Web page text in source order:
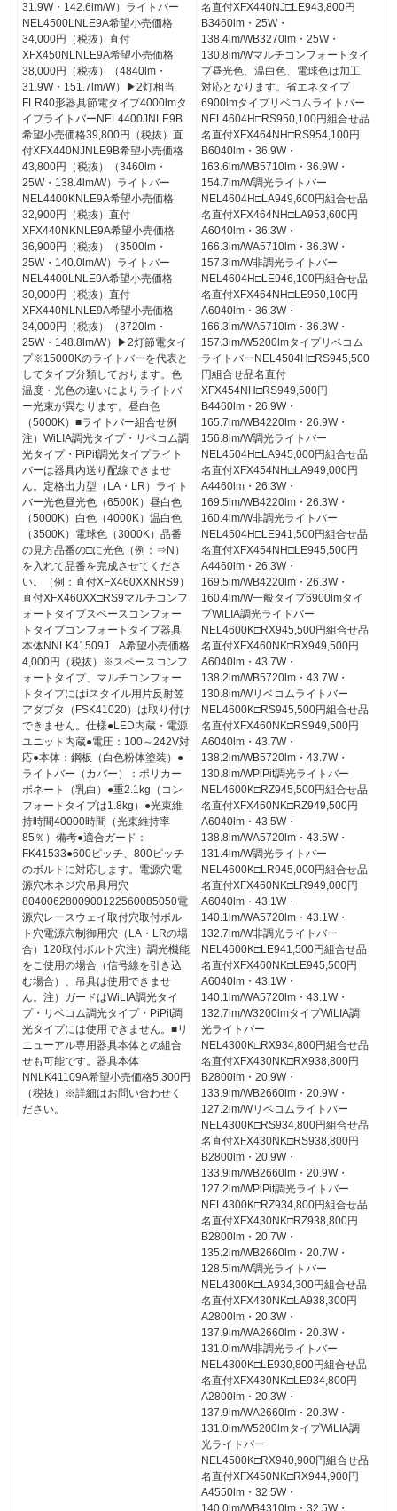
31.9W・142.6lm/W）ライトバー
NEL4500LNLE9A希望小売価格
34,000円（税抜）直付
XFX450NLNLE9A希望小売価格
38,000円（税抜）（4840lm・
31.9W・151.7lm/W）▶2灯相当
FLR40形器具節電タイプ4000lmタ
イプライトバーNEL4400JNLE9B
希望小売価格39,800円（税抜）直
付XFX440NJNLE9B希望小売価格
43,800円（税抜）（3460lm・
25W・138.4lm/W）ライトバー
NEL4400KNLE9A希望小売価格
32,900円（税抜）直付
XFX440NKNLE9A希望小売価格
36,900円（税抜）（3500lm・
25W・140.0lm/W）ライトバー
NEL4400LNLE9A希望小売価格
30,000円（税抜）直付
XFX440NLNLE9A希望小売価格
34,000円（税抜）（3720lm・
25W・148.8lm/W）▶2灯節電タイ
プ※15000Kのライトバーを代表と
してタイプ分類しております。色
温度・光色の違いによりライトバ
ー光束が異なります。昼白色
（5000K）■ライトバー組合せ例
注）WiLIA調光タイプ・リベコム調
光タイプ・PiPit調光タイプライト
バーは器具内送り配線できませ
ん。定格出力型（LA・LR）ライト
バー光色昼光色（6500K）昼白色
（5000K）白色（4000K）温白色
（3500K）電球色（3000K）品番
の見方品番の□に光色（例：⇒N）
を入れて品番を完成させてくださ
い。（例：直付XFX460XXNRS9）
直付XFX460XX□RS9マルチコンフ
ォートタイプスペースコンフォー
トタイプコンフォートタイプ器具
本体NNLK41509J A希望小売価格
4,000円（税抜）※スペースコンフ
ォートタイプ、マルチコンフォー
トタイプにはiスタイル用片反射笠
アダプタ（FSK41020）は取り付け
できません。仕様●LED内蔵・電源
ユニット内蔵●電圧：100～242V対
応●本体：鋼板（白色粉体塗装）●
ライトバー（カバー）：ポリカー
ボネート（乳白）●重2.1kg（コン
フォートタイプは1.8kg）●光束維
持時間40000時間（光束維持率
85％）備考●適合ガード：
FK41533●600ピッチ、800ピッチ
のボルトに対応します。電源穴電
源穴木ネジ穴吊具用穴
8040062800900122560085050電
源穴レースウェイ取付穴取付ボル
ト穴電源穴制御用穴（LA・LRの場
合）120取付ボルト穴注）調光機能
をご使用の場合（信号線を引き込
む場合）、吊具は使用できませ
ん。注）ガードはWiLIA調光タイ
プ・リベコム調光タイプ・PiPit調
光タイプには使用できません。■リ
ニューアル専用器具本体との組合
せも可能です。器具本体
NNLK41109A希望小売価格5,300円
（税抜）※詳細はお問い合わせく
ださい。
名直付XFX440NJ□LE943,800円
B3460lm・25W・
138.4lm/WB3270lm・25W・
130.8lm/Wマルチコンフォートタイ
プ昼光色、温白色、電球色は加工
対応となります。省エネタイプ
6900lmタイプリベコムライトバー
NEL4604H□RS950,100円組合せ品
名直付XFX464NH□RS954,100円
B6040lm・36.9W・
163.6lm/WB5710lm・36.9W・
154.7lm/W調光ライトバー
NEL4604H□LA949,600円組合せ品
名直付XFX464NH□LA953,600円
A6040lm・36.3W・
166.3lm/WA5710lm・36.3W・
157.3lm/W非調光ライトバー
NEL4604H□LE946,100円組合せ品
名直付XFX464NH□LE950,100円
A6040lm・36.3W・
166.3lm/WA5710lm・36.3W・
157.3lm/W5200lmタイプリベコム
ライトバーNEL4504H□RS945,500
円組合せ品名直付
XFX454NH□RS949,500円
B4460lm・26.9W・
165.7lm/WB4220lm・26.9W・
156.8lm/W調光ライトバー
NEL4504H□LA945,000円組合せ品
名直付XFX454NH□LA949,000円
A4460lm・26.3W・
169.5lm/WB4220lm・26.3W・
160.4lm/W非調光ライトバー
NEL4504H□LE941,500円組合せ品
名直付XFX454NH□LE945,500円
A4460lm・26.3W・
169.5lm/WB4220lm・26.3W・
160.4lm/W一般タイプ6900lmタイ
プWiLIA調光ライトバー
NEL4600K□RX945,500円組合せ品
名直付XFX460NK□RX949,500円
A6040lm・43.7W・
138.2lm/WB5720lm・43.7W・
130.8lm/Wリベコムライトバー
NEL4600K□RS945,500円組合せ品
名直付XFX460NK□RS949,500円
A6040lm・43.7W・
138.2lm/WB5720lm・43.7W・
130.8lm/WPiPit調光ライトバー
NEL4600K□RZ945,500円組合せ品
名直付XFX460NK□RZ949,500円
A6040lm・43.5W・
138.8lm/WA5720lm・43.5W・
131.4lm/W調光ライトバー
NEL4600K□LR945,000円組合せ品
名直付XFX460NK□LR949,000円
A6040lm・43.1W・
140.1lm/WA5720lm・43.1W・
132.7lm/W非調光ライトバー
NEL4600K□LE941,500円組合せ品
名直付XFX460NK□LE945,500円
A6040lm・43.1W・
140.1lm/WA5720lm・43.1W・
132.7lm/W3200lmタイプWiLIA調
光ライトバー
NEL4300K□RX934,800円組合せ品
名直付XFX430NK□RX938,800円
B2800lm・20.9W・
133.9lm/WB2660lm・20.9W・
127.2lm/Wリベコムライトバー
NEL4300K□RS934,800円組合せ品
名直付XFX430NK□RS938,800円
B2800lm・20.9W・
133.9lm/WB2660lm・20.9W・
127.2lm/WPiPit調光ライトバー
NEL4300K□RZ934,800円組合せ品
名直付XFX430NK□RZ938,800円
B2800lm・20.7W・
135.2lm/WB2660lm・20.7W・
128.5lm/W調光ライトバー
NEL4300K□LA934,300円組合せ品
名直付XFX430NK□LA938,300円
A2800lm・20.3W・
137.9lm/WA2660lm・20.3W・
131.0lm/W非調光ライトバー
NEL4300K□LE930,800円組合せ品
名直付XFX430NK□LE934,800円
A2800lm・20.3W・
137.9lm/WA2660lm・20.3W・
131.0lm/W5200lmタイプWiLIA調
光ライトバー
NEL4500K□RX940,900円組合せ品
名直付XFX450NK□RX944,900円
A4550lm・32.5W・